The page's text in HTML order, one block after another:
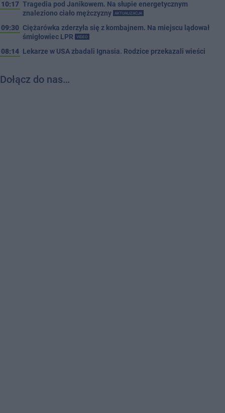
10:17 Tragedia pod Janikowem. Na słupie energetycznym
znaleziono ciało mężczyzny
AKTUALIZACJA
09:30 Ciężarówka zderzyła się z kombajnem. Na miejscu lądował
śmigłowiec LPR
VIDEO
08:14 Lekarze w USA zbadali Ignasia. Rodzice przekazali wieści
Dołącz do nas…